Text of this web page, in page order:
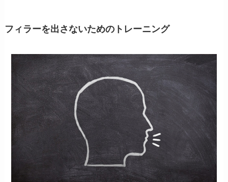
フィラーを出さないためのトレーニング